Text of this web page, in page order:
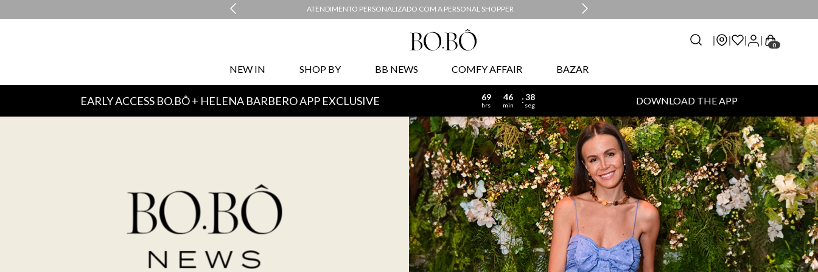
ATENDIMENTO PERSONALIZADO COM A PERSONAL SHOPPER
0
NEW IN SHOP BY BB NEWS COMFY AFFAIR BAZAR
EARLY ACCESS BO.BÔ + HELENA BARBERO APP EXCLUSIVE 69
hrs
46
min
36
seg DOWNLOAD THE APP